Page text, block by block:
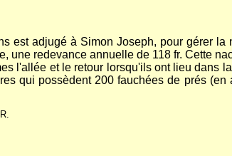
est adjugé à Simon Joseph, pour gérer
une redevance annuelle de 118 fr. Cette
l'allée et le retour lorsqu'ils ont lieu dans
qui possèdent 200 fauchées de prés